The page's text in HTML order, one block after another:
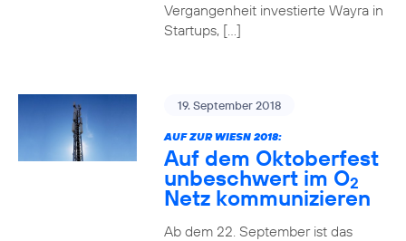
Vergangenheit investierte Wayra in
Startups, […]
19. September 2018
AUF ZUR WIESN 2018:
Auf dem Oktoberfest
unbeschwert im O2
Netz kommunizieren
Ab dem 22. September ist das